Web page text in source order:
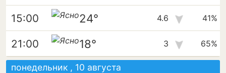
15:00 24° 4.6 41%
21:00 18° 3 65%
понедельник , 10 августа